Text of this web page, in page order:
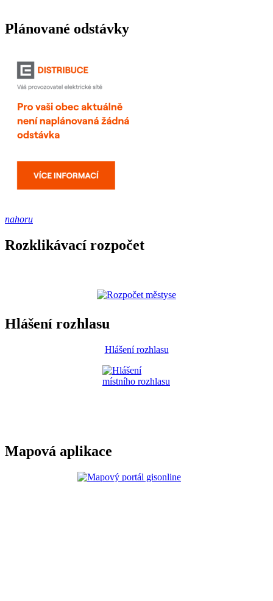
Plánované odstávky
nahoru
Rozklikávací rozpočet
Hlášení rozhlasu
Hlášení rozhlasu
Mapová aplikace